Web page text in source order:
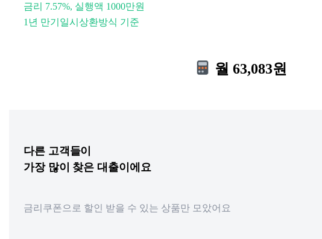
금리 7.57%, 실행액 1000만원
1년 만기일시상환방식 기준
월 63,083원
다른 고객들이
가장 많이 찾은 대출이에요
금리쿠폰으로 할인 받을 수 있는 상품만 모았어요